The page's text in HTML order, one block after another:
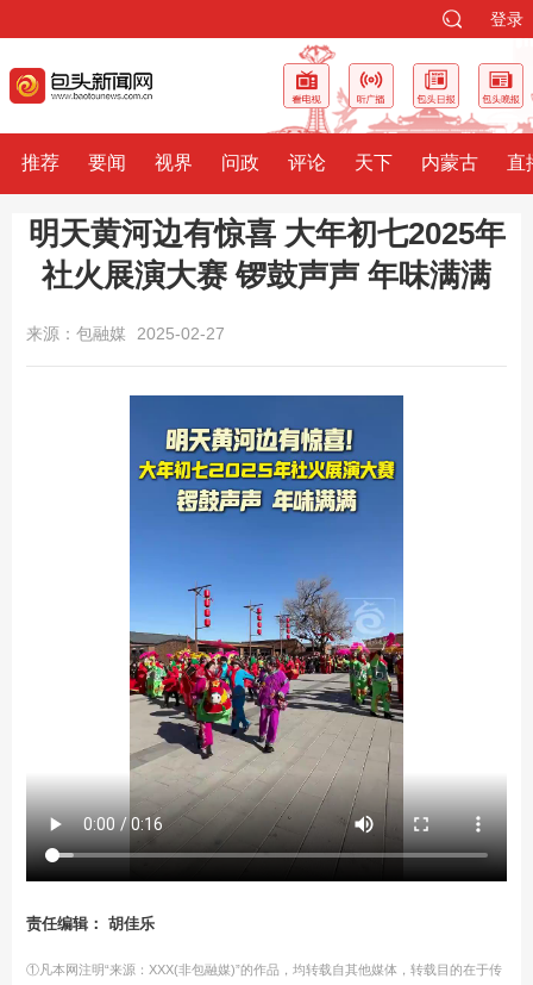
登录
推荐 要闻 视界 问政 评论 天下 内蒙古 直
明天黄河边有惊喜 大年初七2025年
社火展演大赛 锣鼓声声 年味满满
来源：包融媒 2025-02-27
责任编辑： 胡佳乐
①凡本网注明“来源：XXX(非包融媒)”的作品，均转载自其他媒体，转载目的在于传